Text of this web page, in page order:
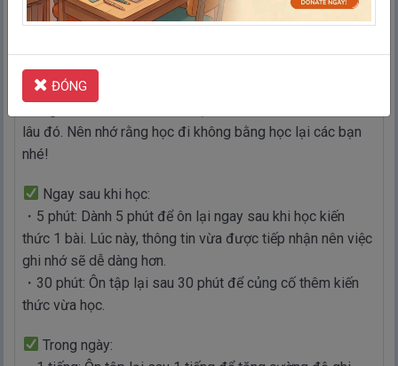
tin thì quay lại bước 2 “Thẻ ghi nhớ” để học lại cho đến
hãy lên lịch ôn lại kiến thức thường xuyên theo các mốc
lâu đó. Nên nhớ rằng học đi không bằng học lại các bạn
nhé!
Ngay sau khi học:
・5 phút: Dành 5 phút để ôn lại ngay sau khi học kiến
thức 1 bài. Lúc này, thông tin vừa được tiếp nhận nên việc
ghi nhớ sẽ dễ dàng hơn.
・30 phút: Ôn tập lại sau 30 phút để củng cố thêm kiến
thức vừa học.
Trong ngày:
ĐÓNG